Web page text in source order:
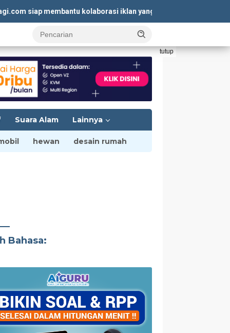
siap membantu kolaborasi iklan yang menguntungkan. Kunjungi
tutup
Suara Alam Lainnya
hewan desain rumah
Bahasa: